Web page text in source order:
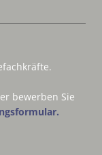
bewerben Sie